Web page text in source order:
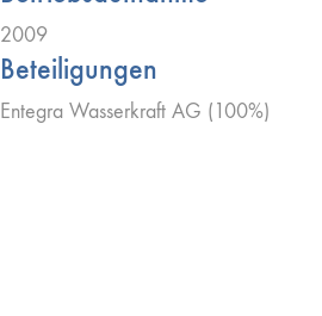
2009
Beteiligungen
Entegra Wasserkraft AG (100%)